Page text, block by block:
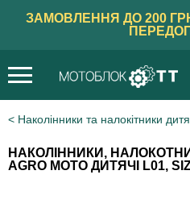
ЗАМОВЛЕННЯ ДО 200
Наколінники та налокітники
НАКОЛІННИКИ,
AGRO MOTO ДИТЯЧІ L01,